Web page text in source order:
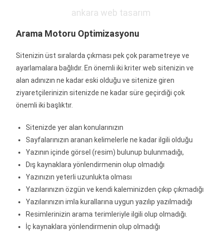
ankara web tasarım
Arama Motoru Optimizasyonu
Sitenizin üst sıralarda çıkması pek çok parametreye ve
ayarlamalara bağlıdır. En önemli iki kriter web sitenizin ve
alan adınızın ne kadar eski olduğu ve sitenize giren
ziyaretçilerinizin sitenizde ne kadar süre geçirdiği çok
önemli iki başlıktır.
Sitenizde yer alan konularınızın
Sayfalarınızın aranan kelimelerle ne kadar ilgili olduğu
Yazının içinde görsel (resim) bulunup bulunmadığı,
Dış kaynaklara yönlendirmenin olup olmadığı
Yazınızın yeterli uzunlukta olması
Yazılarınızın özgün ve kendi kaleminizden çıkıp çıkmadığı
Yazılarınızın imla kurallarına uygun yazılıp yazılmadığı
Resimlerinizin arama terimleriyle ilgili olup olmadığı.
İç kaynaklara yönlendirmenin olup olmadığı